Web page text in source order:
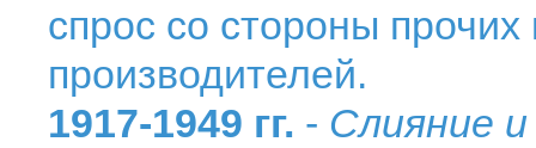
спрос со стороны
производителей.
1917-1949 гг. - Слияние